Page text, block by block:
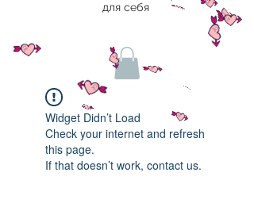
для себя
Widget Didn’t Load
Check your internet and refresh
this page.
If that doesn’t work, contact us.